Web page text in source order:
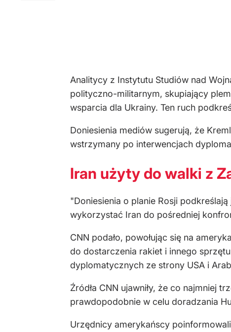
Analitycy z Instytutu Studiów nad
polityczno-militarnym, skupiający
wsparcia dla Ukrainy. Ten ruch
Doniesienia mediów sugerują, że
wstrzymany po interwencjach
Iran użyty do walki z
"Doniesienia o planie Rosji
wykorzystać Iran do pośredniej
CNN podało, powołując się na
do dostarczenia rakiet i innego
dyplomatycznych ze strony USA i
Źródła CNN ujawniły, że co najmniej
prawdopodobnie w celu doradzania
Urzędnicy amerykańscy